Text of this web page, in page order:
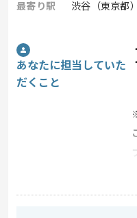
最寄り駅
渋谷（東京都
あなたに担当していた
だくこと